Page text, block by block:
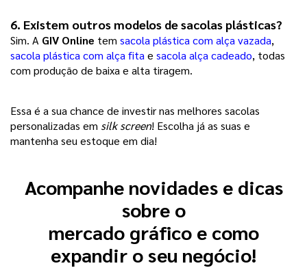
6. Existem outros modelos de sacolas plásticas?
Sim. A GIV Online tem sacola plástica com alça vazada,
sacola plástica com alça fitae sacola alça cadeado, todas
com produção de baixa e alta tiragem.
Essa é a sua chance de investir nas melhores sacolas
personalizadas em silk screen! Escolha já as suas e
mantenha seu estoque em dia!
Acompanhe novidades e dicas
sobre o
mercado gráfico e como
expandir o seu negócio!